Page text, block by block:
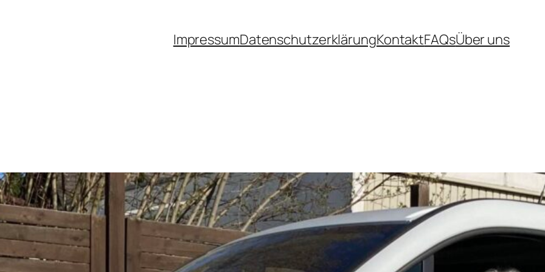
ImpressumDatenschutzerklärungKontaktFAQsÜber uns